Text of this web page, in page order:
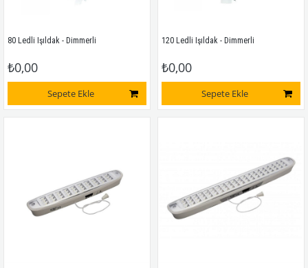
80 Ledli Işıldak - Dimmerli
₺0,00
Sepete Ekle
120 Ledli Işıldak - Dimmerli
₺0,00
Sepete Ekle